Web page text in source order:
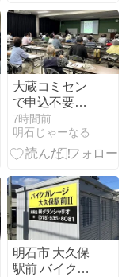
大蔵コミセン
で申込不要の
「明石しごせ
んロマン塾 第
67講」が8月
【町家「明石
ハウス」から
見える、大蔵
地区のいまと
これから】
7時間前
明石じゃーなる
明石市 大久保
駅前 バイクガ